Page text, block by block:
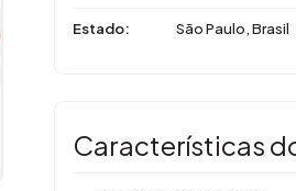
Estado: São Paulo, Brasil
Características